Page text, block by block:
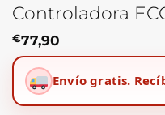
Controladora
€77,90
Envío gratis.